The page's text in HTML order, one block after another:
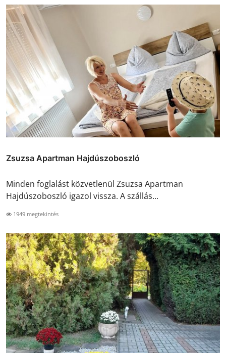
Zsuzsa Apartman Hajdúszoboszló
Minden foglalást közvetlenül Zsuzsa Apartman
Hajdúszoboszló igazol vissza. A szállás...
1949 megtekintés